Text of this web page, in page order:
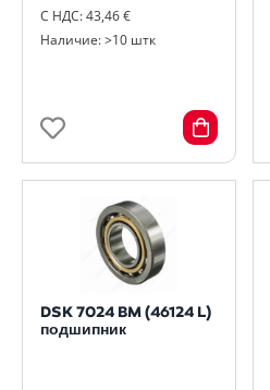
С НДС: 43,46 €
Наличие: >10 штк
DSK 7024 BM (46124 L)
подшипник